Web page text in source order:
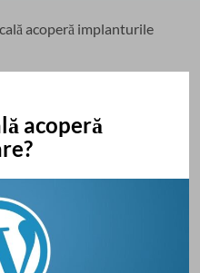
acoperă implanturile
acoperă